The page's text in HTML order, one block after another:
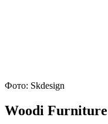
Фото: Skdesign
Woodi Furniture